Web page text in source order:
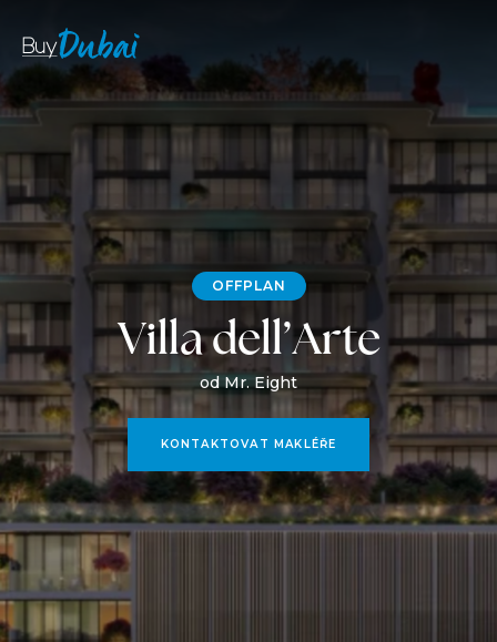
OFFPLAN
Villa dell’Arte
od Mr. Eight
KONTAKTOVAT MAKLÉŘE